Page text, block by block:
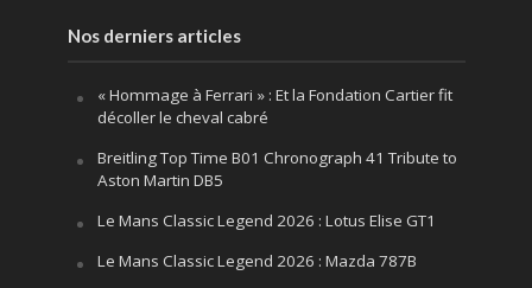
Nos derniers articles
« Hommage à Ferrari » : Et la Fondation Cartier fit
décoller le cheval cabré
Breitling Top Time B01 Chronograph 41 Tribute to
Aston Martin DB5
Le Mans Classic Legend 2026 : Lotus Elise GT1
Le Mans Classic Legend 2026 : Mazda 787B